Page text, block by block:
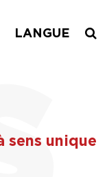
LANGUE
sens unique